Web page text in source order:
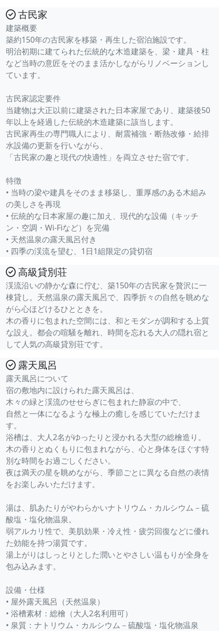
古民家
建築概要
築約150年の古民家を移築・再生した宿泊施設です。
明治初期に建てられた伝統的な木造建築を、梁・建具・柱
など当時の意匠をそのまま活かしながらリノベーションし
ています。
古民家認定要件
当建物は大正以前に建築された日本家屋であり、建築後50
年以上を経過した伝統的木造建築に該当します。
古民家再生の専門職人により、耐震補強・断熱改修・給排
水設備の更新を行いながら、
「古民家の趣と現代の快適性」を両立させた宿です。
特徴
• 当時の梁や建具をそのまま移築し、重厚感のある木組み
の美しさを再現
• 伝統的な日本家屋の趣に加え、現代的な設備（キッチ
ン・空調・Wi-Fiなど）を完備
• 天然温泉の露天風呂付き
• 四季の渓流を望む、1日1組限定の貸切宿
高級貸別荘
渓流沿いの静かな森に佇む、築150年の古民家を贅沢に一
棟貸し。天然温泉の露天風呂で、四季折々の自然を眺めな
がら心ほどけるひとときを。
木の香りに包まれた空間には、和とモダンが調和する上質
な設え。都会の喧騒を離れ、時間を忘れる大人の隠れ宿と
して人気の高級貸別荘です。
露天風呂
露天風呂について
宿の敷地内に設けられた露天風呂は、
木々の緑と渓流のせせらぎに包まれた静寂の中で、
自然と一体になるような極上の癒しを感じていただけま
す。
浴槽は、大人2名がゆったりと浸かれる大型の総檜造り。
木の香りとぬくもりに包まれながら、心と身体をほぐす特
別な時間をお過ごしください。
夜は満天の星を眺めながら、季節ごとに異なる自然の表情
をお楽しみいただけます。
湯は、肌あたりがやわらかいナトリウム・カルシウム－硫
酸塩・塩化物温泉。
弱アルカリ性で、美肌効果・冷え性・疲労回復などに優れ
た効能を持つ湯質です。
湯上がりはしっとりとした潤いとやさしい温もりが全身を
包み込みます。
設備・仕様
• 屋外露天風呂（天然温泉）
• 浴槽素材：総檜（大人2名利用可）
• 泉質：ナトリウム・カルシウム－硫酸塩・塩化物温泉